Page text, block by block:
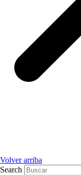
Volver arriba
Search